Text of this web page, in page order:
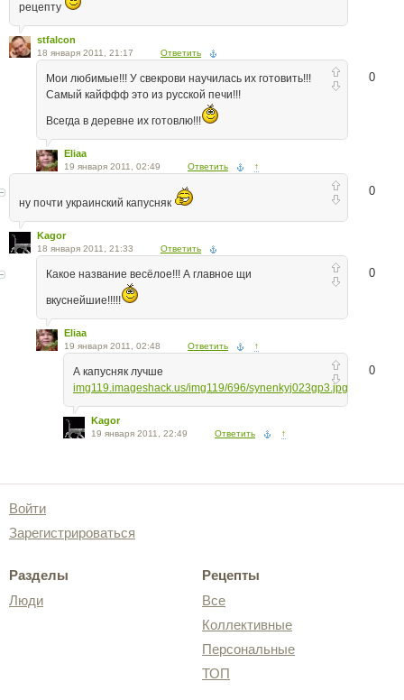
рецепту
stfalcon
18 января 2011, 21:17 Ответить
0
Мои любимые!!! У свекрови научилась их готовить!!!
Самый кайффф это из русской печи!!!
Всегда в деревне их готовлю!!!
Eliaa
19 января 2011, 02:49 Ответить ↑
0
ну почти украинский капусняк
Kagor
18 января 2011, 21:33 Ответить
0
Какое название весёлое!!! А главное щи
вкуснейшие!!!!!
Eliaa
19 января 2011, 02:48 Ответить ↑
0
А капусняк лучше
img119.imageshack.us/img119/696/synenkyj023gp3.jpg
Kagor
19 января 2011, 22:49 Ответить ↑
Войти
Зарегистрироваться
Разделы
Люди
Рецепты
Все
Коллективные
Персональные
ТОП